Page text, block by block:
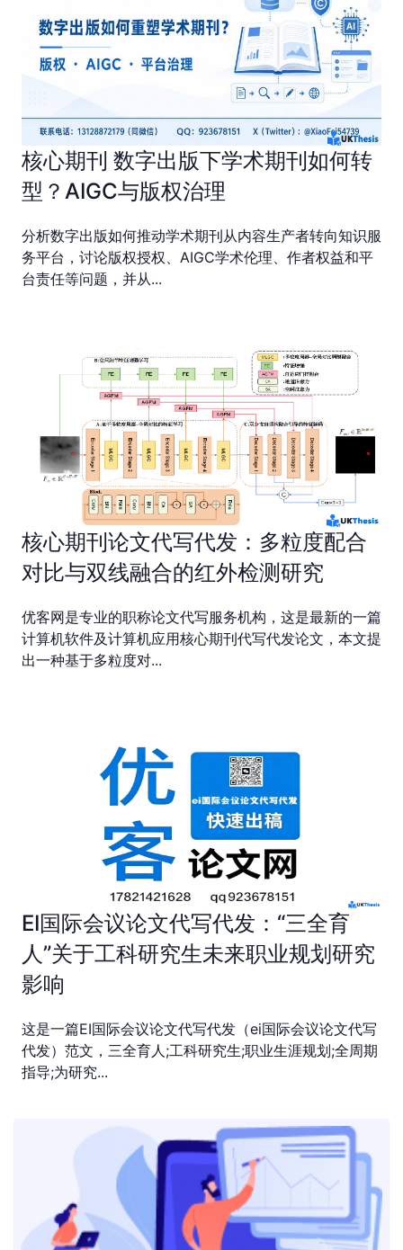
核心期刊 数字出版下学术期刊如何转
型？AIGC与版权治理
分析数字出版如何推动学术期刊从内容生产者转向知识服
务平台，讨论版权授权、AIGC学术伦理、作者权益和平
台责任等问题，并从...
核心期刊论文代写代发：多粒度配合
对比与双线融合的红外检测研究
​优客网是专业的职称论文代写服务机构，这是最新的一篇
计算机软件及计算机应用核心期刊代写代发论文，本文提
出一种基于多粒度对...
EI国际会议论文代写代发：“三全育
人”关于工科研究生未来职业规划研究
影响
这是一篇EI国际会议论文代写代发（ei国际会议论文代写
代发）范文，三全育人;工科研究生;职业生涯规划;全周期
指导;为研究...